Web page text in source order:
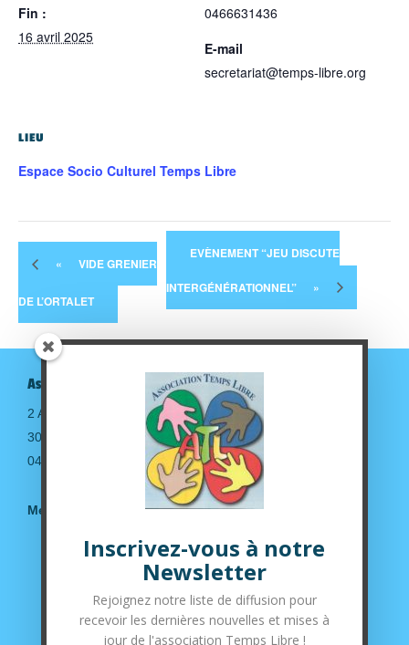
Fin :
16 avril 2025
0466631436
E-mail
secretariat@temps-libre.org
LIEU
Espace Socio Culturel Temps Libre
« VIDE GRENIER
DE L’ORTALET
EVÈNEMENT “JEU DISCUTE
INTERGÉNÉRATIONNEL” »
Association Temps Libre
2 Avenue de la gare
30190 Saint-Geniès de Malgoirès
04.66.63.14.36
Mentions légales
Suivez-nous sur nos réseaux sociaux
Inscrivez-vous à notre
Newsletter
Rejoignez notre liste de diffusion pour
recevoir les dernières nouvelles et mises à
jour de l'association Temps Libre !